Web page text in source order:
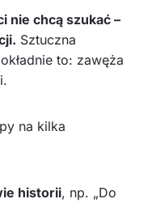
nie chcą szukać –
Sztuczna
to: zawęża
na kilka
historii, np. „Do